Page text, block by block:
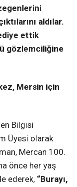
aldılar.
ettik
gözlemciliğine
Mersin için
Bilgisi
Üyesi olarak
Mercan 100.
önce her yaş
ederek, “Burayı,